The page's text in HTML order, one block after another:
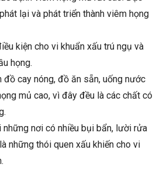
lại và phát triển thành viêm họng
kiện cho vi khuẩn xấu trú ngụ và
họng.
cay nóng, đồ ăn sẵn, uống nước
mủ cao, vì đây đều là các chất có
nơi có nhiều bụi bẩn, lười rửa
những thói quen xấu khiến cho vi